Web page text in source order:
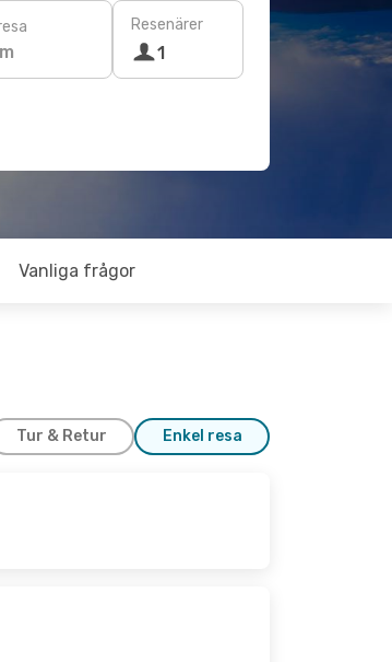
Resenärer
1
Vanliga frågor
Tur & Retur Enkel resa